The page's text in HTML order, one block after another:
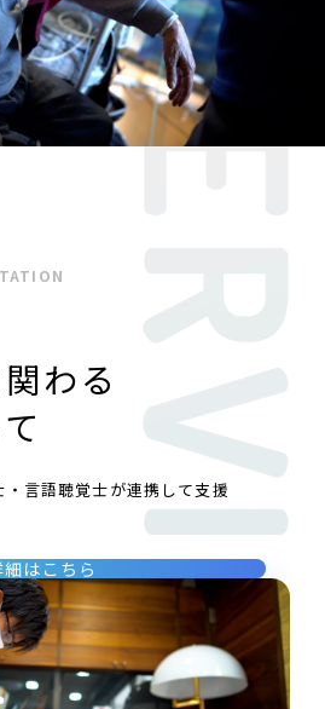
わる
言語聴覚士が連携して支援
細はこちら